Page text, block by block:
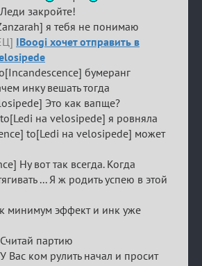
закройте!
я тебя не понимаю
IBoogi хочет отправить в
бумеранг
инку вешать тогда
Это как вапще?
на velosipede] я ровняла
to[Ledi на velosipede] может
Ну вот так всегда. Когда
... Я ж родить успею в этой
минимум эффект и инк уже
партию
Вас ком рулить начал и просит